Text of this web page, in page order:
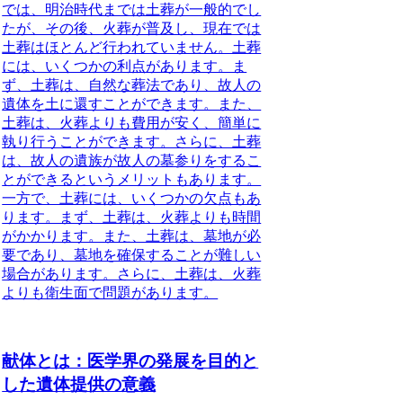
では、明治時代までは土葬が一般的でし
たが、その後、火葬が普及し、現在では
土葬はほとんど行われていません。土葬
には、いくつかの利点があります。ま
ず、土葬は、自然な葬法であり、故人の
遺体を土に還すことができます。また、
土葬は、火葬よりも費用が安く、簡単に
執り行うことができます。さらに、土葬
は、故人の遺族が故人の墓参りをするこ
とができるというメリットもあります。
一方で、土葬には、いくつかの欠点もあ
ります。まず、土葬は、火葬よりも時間
がかかります。また、土葬は、墓地が必
要であり、墓地を確保することが難しい
場合があります。さらに、土葬は、火葬
よりも衛生面で問題があります。
献体とは：医学界の発展を目的と
した遺体提供の意義